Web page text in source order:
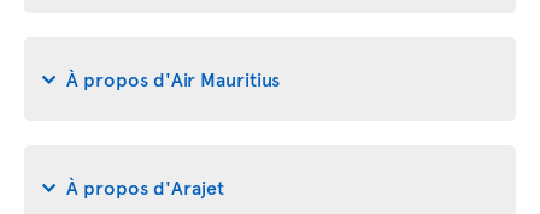
À propos d'Air Mauritius
À propos d'Arajet